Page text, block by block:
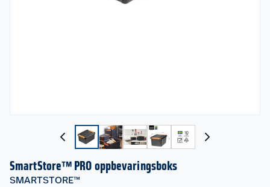
SmartStore™ PRO oppbevaringsboks
SMARTSTORE™